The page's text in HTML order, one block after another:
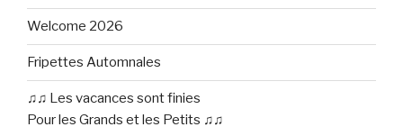
Welcome 2026
Fripettes Automnales
♫♫ Les vacances sont finies
Pour les Grands et les Petits ♫♫